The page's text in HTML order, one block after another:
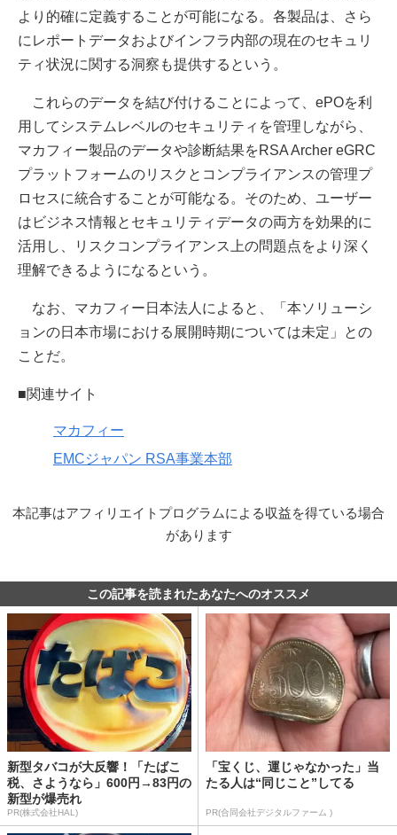
より的確に定義することが可能になる。各製品は、さら
にレポートデータおよびインフラ内部の現在のセキュリ
ティ状況に関する洞察も提供するという。
これらのデータを結び付けることによって、ePOを利
用してシステムレベルのセキュリティを管理しながら、
マカフィー製品のデータや診断結果をRSA Archer eGRC
プラットフォームのリスクとコンプライアンスの管理プ
ロセスに統合することが可能なる。そのため、ユーザー
はビジネス情報とセキュリティデータの両方を効果的に
活用し、リスクコンプライアンス上の問題点をより深く
理解できるようになるという。
なお、マカフィー日本法人によると、「本ソリューシ
ョンの日本市場における展開時期については未定」との
ことだ。
■関連サイト
マカフィー
EMCジャパン RSA事業本部
本記事はアフィリエイトプログラムによる収益を得ている場合
があります
この記事を読まれたあなたへのオススメ
新型タバコが大反響！「たばこ
税、さようなら」600円→83円の
新型が爆売れ
PR(株式会社HAL)
「宝くじ、運じゃなかった」当
たる人は“同じこと”してる
PR(合同会社デジタルファーム )